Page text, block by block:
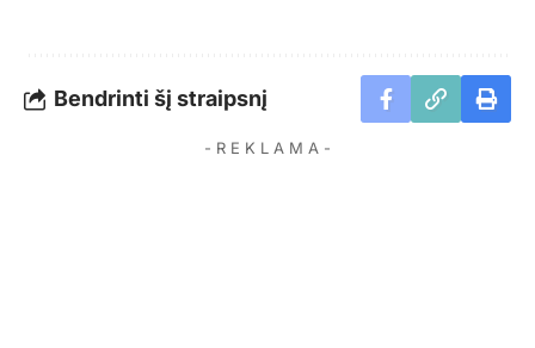
Bendrinti šį straipsnį
- R E K L A M A -